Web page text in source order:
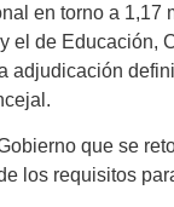
en torno a
el de Educación,
adjudicación
que se
los requisitos